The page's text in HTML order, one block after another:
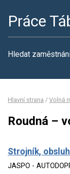
Práce
Hledat
Hlavní strana / Volná
Roudná –
Strojník,
JASPO -